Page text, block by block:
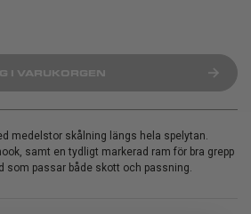
I VARUKORGEN
medelstor skålning längs hela spelytan.
samt en tydligt markerad ram för bra grepp
som passar både skott och passning.